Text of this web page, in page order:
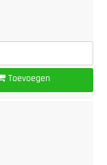
Toevoegen